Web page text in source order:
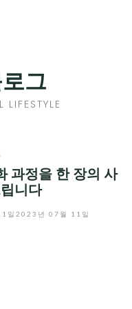
그
과정을 한 장의 사
니다
일 2023년 07월 11일
CHILD
MENU
EXPAND